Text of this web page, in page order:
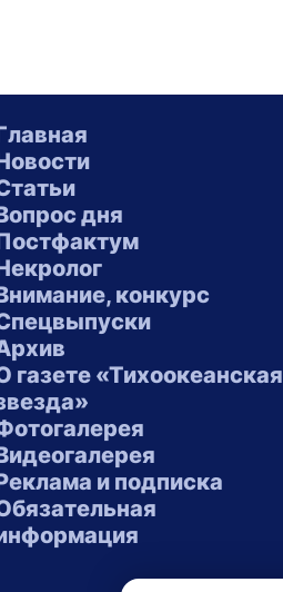
дня
конкурс
газете «Тихоокеанская
и подписка